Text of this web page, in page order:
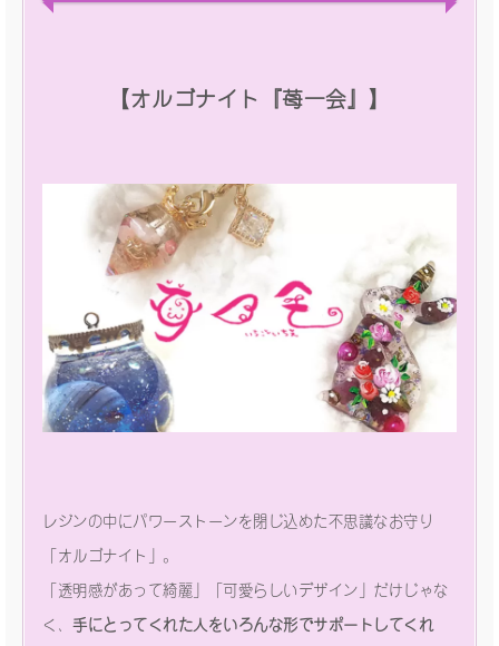
【オルゴナイト『苺一会』】
レジンの中にパワーストーンを閉じ込めた不思議なお守り
「オルゴナイト」。
「透明感があって綺麗」「可愛らしいデザイン」だけじゃな
く、 手にとってくれた人をいろんな形でサポートしてくれ